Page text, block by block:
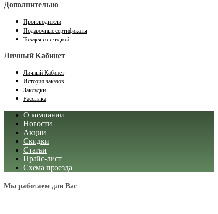
Дополнительно
Производители
Подарочные сертификаты
Товары со скидкой
Личный Кабинет
Личный Кабинет
История заказов
Закладки
Рассылка
О компании
Новости
Акции
Скидки
Статьи
Прайс-лист
Схема проезда
Мы работаем для Вас